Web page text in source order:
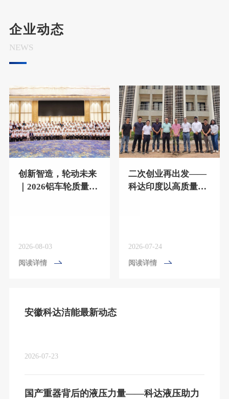
企业动态
NEWS
创新智造，轮动未来
｜2026铝车轮质量协
2026-08-03
阅读详情
二次创业再出发——
科达印度以高质量经
2026-07-24
阅读详情
安徽科达洁能最新动态
2026-07-23
国产重器背后的液压力量——科达液压助力